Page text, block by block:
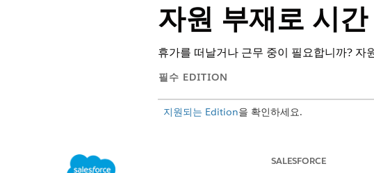
자원 부재로 시
휴가를 떠날거나 근무 중이 필요합니까? 자
필수 EDITION
지원되는 Edition을 확인하세요.
SALESFORCE